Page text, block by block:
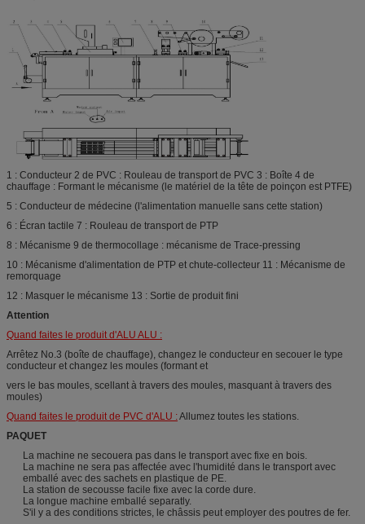
1 : Conducteur 2 de PVC : Rouleau de transport de PVC 3 : Boîte 4 de
chauffage : Formant le mécanisme (le matériel de la tête de poinçon est PTFE)
5 : Conducteur de médecine (l'alimentation manuelle sans cette station)
6 : Écran tactile 7 : Rouleau de transport de PTP
8 : Mécanisme 9 de thermocollage : mécanisme de Trace-pressing
10 : Mécanisme d'alimentation de PTP et chute-collecteur 11 : Mécanisme de
remorquage
12 : Masquer le mécanisme 13 : Sortie de produit fini
Attention
Quand faites le produit d'ALU ALU :
Arrêtez No.3 (boîte de chauffage), changez le conducteur en secouer le type
conducteur et changez les moules (formant et
vers le bas moules, scellant à travers des moules, masquant à travers des
moules)
Quand faites le produit de PVC d'ALU :Allumez toutes les stations.
PAQUET
La machine ne secouera pas dans le transport avec fixe en bois.
La machine ne sera pas affectée avec l'humidité dans le transport avec
emballé avec des sachets en plastique de PE.
La station de secousse facile fixe avec la corde dure.
La longue machine emballé separatly.
S'il y a des conditions strictes, le châssis peut employer des poutres de fer.